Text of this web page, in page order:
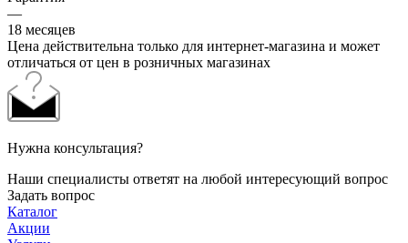
—
18 месяцев
Цена действительна только для интернет-магазина и может
отличаться от цен в розничных магазинах
Нужна консультация?
Наши специалисты ответят на любой интересующий вопрос
Задать вопрос
Каталог
Акции